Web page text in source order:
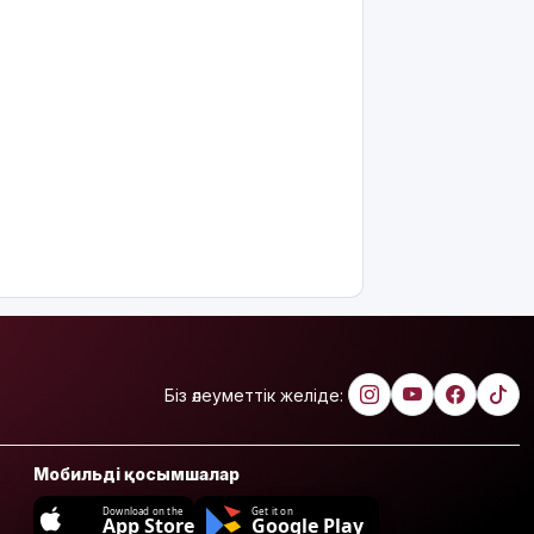
Біз әлеуметтік желіде:
Мобильді қосымшалар
Download on the
App Store
Get it on
Google Play